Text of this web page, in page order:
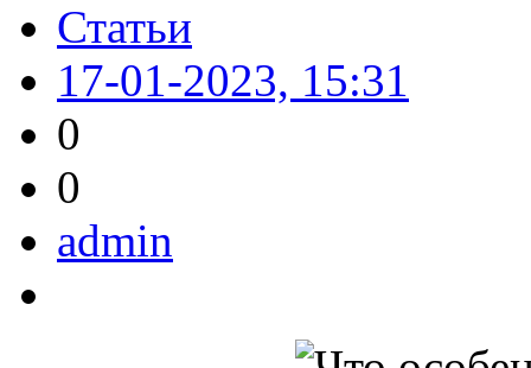
Статьи
17-01-2023, 15:31
0
0
admin